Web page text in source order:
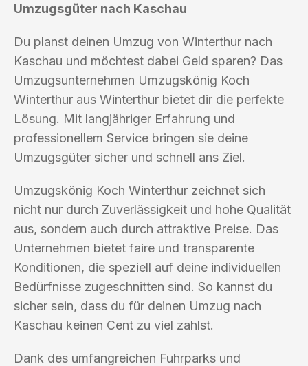
Umzugsgüter nach Kaschau
Du planst deinen Umzug von Winterthur nach
Kaschau und möchtest dabei Geld sparen? Das
Umzugsunternehmen Umzugskönig Koch
Winterthur aus Winterthur bietet dir die perfekte
Lösung. Mit langjähriger Erfahrung und
professionellem Service bringen sie deine
Umzugsgüter sicher und schnell ans Ziel.
Umzugskönig Koch Winterthur zeichnet sich
nicht nur durch Zuverlässigkeit und hohe Qualität
aus, sondern auch durch attraktive Preise. Das
Unternehmen bietet faire und transparente
Konditionen, die speziell auf deine individuellen
Bedürfnisse zugeschnitten sind. So kannst du
sicher sein, dass du für deinen Umzug nach
Kaschau keinen Cent zu viel zahlst.
Dank des umfangreichen Fuhrparks und